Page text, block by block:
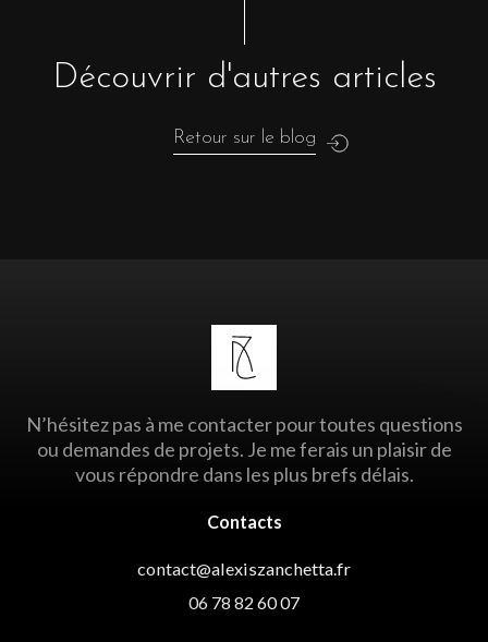
Découvrir d'autres articles
Retour sur le blog
N’hésitez pas à me contacter pour toutes questions
ou demandes de projets. Je me ferais un plaisir de
vous répondre dans les plus brefs délais.
Contacts
contact@alexiszanchetta.fr
06 78 82 60 07